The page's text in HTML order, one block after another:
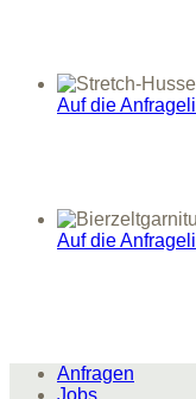
Auf die
Auf die
Anfragen